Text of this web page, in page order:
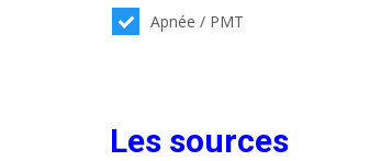
Apnée / PMT
Les sources